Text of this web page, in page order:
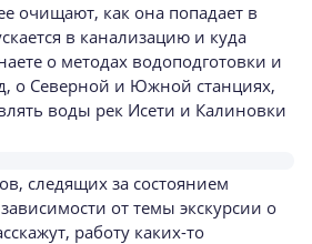
очищают, как она попадает в
в канализацию и куда
о методах водоподготовки и
о Северной и Южной станциях,
воды рек Исети и Калиновки
следящих за состоянием
от темы экскурсии о
работу каких-то